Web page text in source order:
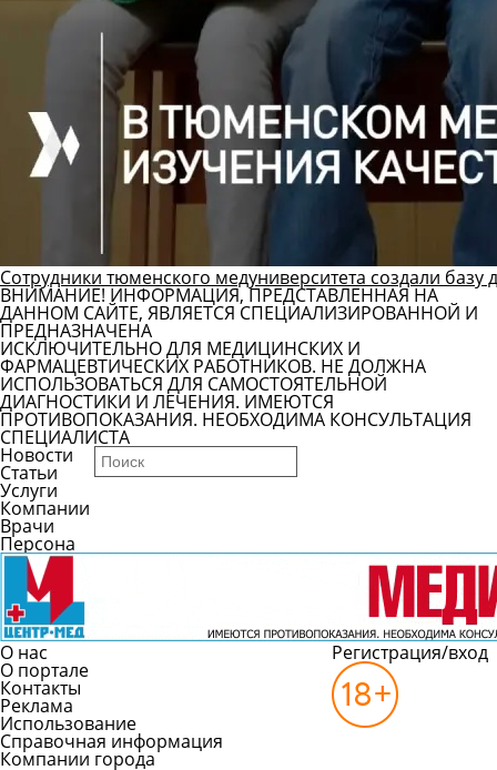
Сотрудники тюменского медуниверситета создали
ВНИМАНИЕ! ИНФОРМАЦИЯ, ПРЕДСТАВЛЕННАЯ НА
ДАННОМ САЙТЕ, ЯВЛЯЕТСЯ СПЕЦИАЛИЗИРОВАННОЙ И
ПРЕДНАЗНАЧЕНА
ИСКЛЮЧИТЕЛЬНО ДЛЯ МЕДИЦИНСКИХ И
ФАРМАЦЕВТИЧЕСКИХ РАБОТНИКОВ. НЕ ДОЛЖНА
ИСПОЛЬЗОВАТЬСЯ ДЛЯ САМОСТОЯТЕЛЬНОЙ
ДИАГНОСТИКИ И ЛЕЧЕНИЯ. ИМЕЮТСЯ
ПРОТИВОПОКАЗАНИЯ. НЕОБХОДИМА КОНСУЛЬТАЦИЯ
СПЕЦИАЛИСТА
Новости
Статьи
Услуги
Компании
Врачи
Персона
О нас
О портале
Контакты
Реклама
Использование
Справочная информация
Компании города
Регистрация/вход